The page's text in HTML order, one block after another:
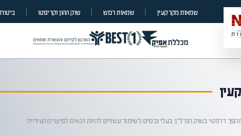
שמאות מקרקעין שמאות רכוש שוק ההון וקריפטו ביטוח
דרמטי בשוק הנדל"ן: בעלי נכסים לשימור עשויים להיות זכאים לפיצוי מהעירייה